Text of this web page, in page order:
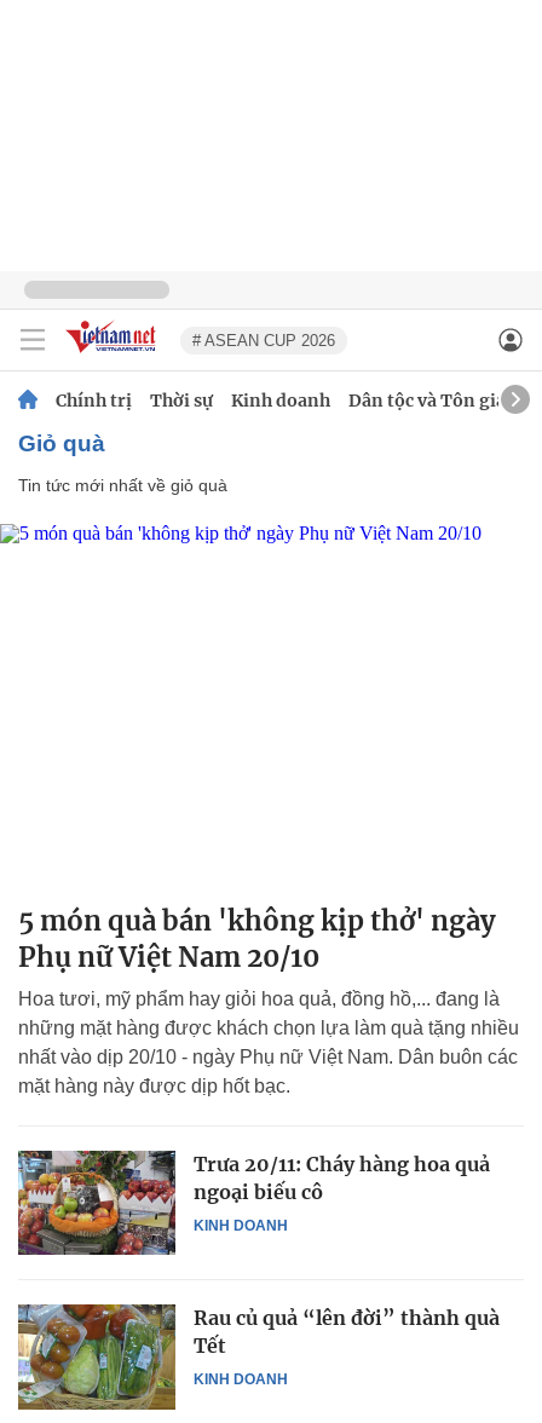
# ASEAN CUP 2026
Chính trị Thời sự Kinh doanh Dân tộc và Tôn giáo
giỏ quà
Tin tức mới nhất về giỏ quà
5 món quà bán 'không kịp thở' ngày
Phụ nữ Việt Nam 20/10
Hoa tươi, mỹ phẩm hay giỏi hoa quả, đồng hồ,... đang là
những mặt hàng được khách chọn lựa làm quà tặng nhiều
nhất vào dịp 20/10 - ngày Phụ nữ Việt Nam. Dân buôn các
mặt hàng này được dịp hốt bạc.
KINH DOANH
Trưa 20/11: Cháy hàng hoa quả
ngoại biếu cô
KINH DOANH
Rau củ quả “lên đời” thành quà
Tết